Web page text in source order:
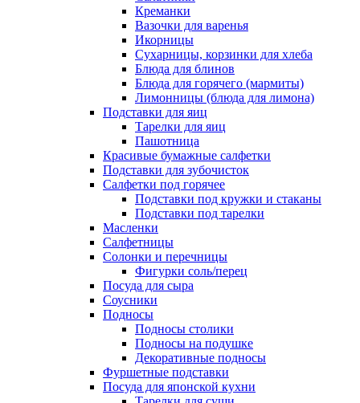
Креманки
Вазочки для варенья
Икорницы
Сухарницы, корзинки для хлеба
Блюда для блинов
Блюда для горячего (мармиты)
Лимонницы (блюда для лимона)
Подставки для яиц
Тарелки для яиц
Пашотница
Красивые бумажные салфетки
Подставки для зубочисток
Салфетки под горячее
Подставки под кружки и стаканы
Подставки под тарелки
Масленки
Салфетницы
Солонки и перечницы
Фигурки соль/перец
Посуда для сыра
Соусники
Подносы
Подносы столики
Подносы на подушке
Декоративные подносы
Фуршетные подставки
Посуда для японской кухни